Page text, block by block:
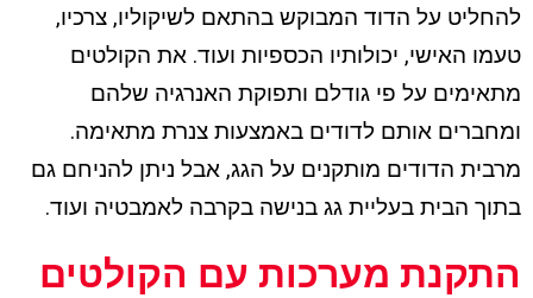
להחליט על הדוד המבוקש בהתאם לשיקוליו, צרכיו,
טעמו האישי, יכולותיו הכספיות ועוד. את הקולטים
מתאימים על פי גודלם ותפוקת האנרגיה שלהם
ומחברים אותם לדודים באמצעות צנרת מתאימה.
מרבית הדודים מותקנים על הגג, אבל ניתן להניחם גם
בתוך הבית בעליית גג בנישה בקרבה לאמבטיה ועוד.
התקנת מערכות עם הקולטים